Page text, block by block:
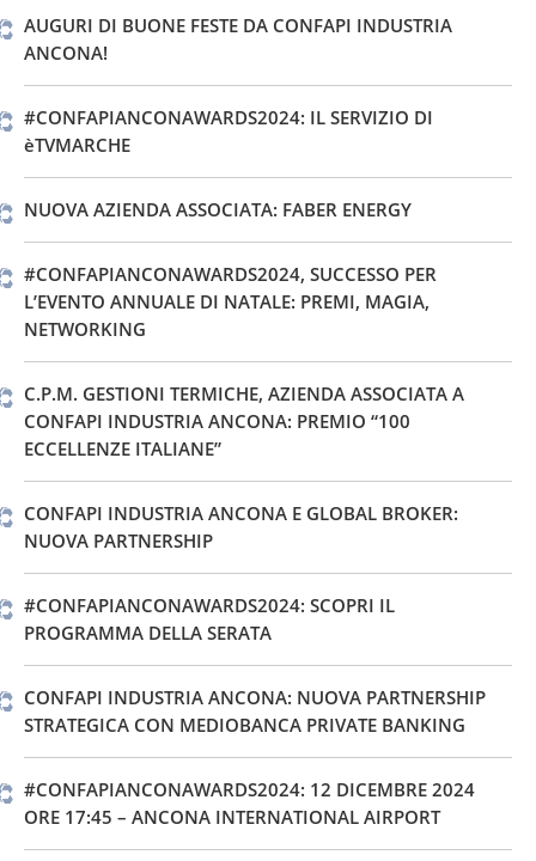
AUGURI DI BUONE FESTE DA CONFAPI INDUSTRIA
ANCONA!
#CONFAPIANCONAWARDS2024: IL SERVIZIO DI
èTVMARCHE
NUOVA AZIENDA ASSOCIATA: FABER ENERGY
#CONFAPIANCONAWARDS2024, SUCCESSO PER
L’EVENTO ANNUALE DI NATALE: PREMI, MAGIA,
NETWORKING
C.P.M. GESTIONI TERMICHE, AZIENDA ASSOCIATA A
CONFAPI INDUSTRIA ANCONA: PREMIO “100
ECCELLENZE ITALIANE”
CONFAPI INDUSTRIA ANCONA E GLOBAL BROKER:
NUOVA PARTNERSHIP
#CONFAPIANCONAWARDS2024: SCOPRI IL
PROGRAMMA DELLA SERATA
CONFAPI INDUSTRIA ANCONA: NUOVA PARTNERSHIP
STRATEGICA CON MEDIOBANCA PRIVATE BANKING
#CONFAPIANCONAWARDS2024: 12 DICEMBRE 2024
ORE 17:45 – ANCONA INTERNATIONAL AIRPORT